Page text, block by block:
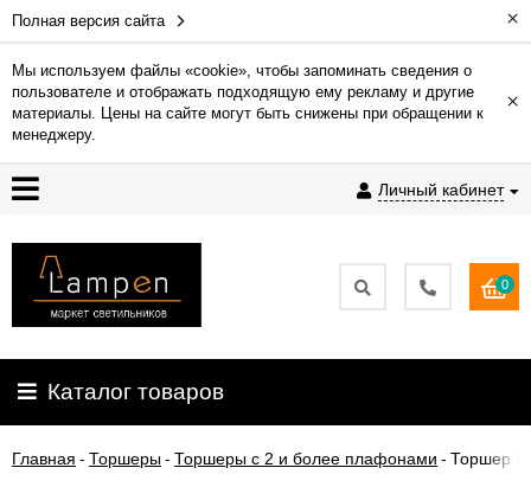
Полная версия сайта ×
Мы используем файлы «cookie», чтобы запоминать сведения о
пользователе и отображать подходящую ему рекламу и другие
материалы. Цены на сайте могут быть снижены при обращении к
менеджеру.
×
Личный кабинет
Гарантия
Доставка
и
Контакты
освещения
О
0
Каталог товаров
Главная - Торшеры- Торшеры с 2 и более плафонами - Торшер